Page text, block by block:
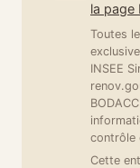
la page
Toutes
INSEE
contrôle
Cette